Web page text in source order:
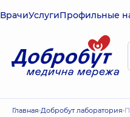
ВрачиУслугиПрофильные
Главная Добробут лаборатория